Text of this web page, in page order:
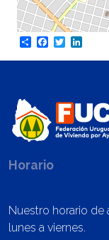
ShareFacebook
Twitter
Horario
Nuestro horario de
lunes a viernes.